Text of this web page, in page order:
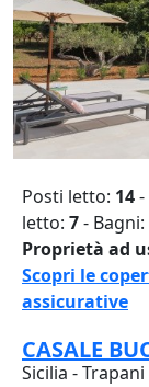
Posti letto: 14-
letto: 7- Bagni:
Proprietà ad
Scopri le
assicurative
CASALE
Sicilia - Trapani